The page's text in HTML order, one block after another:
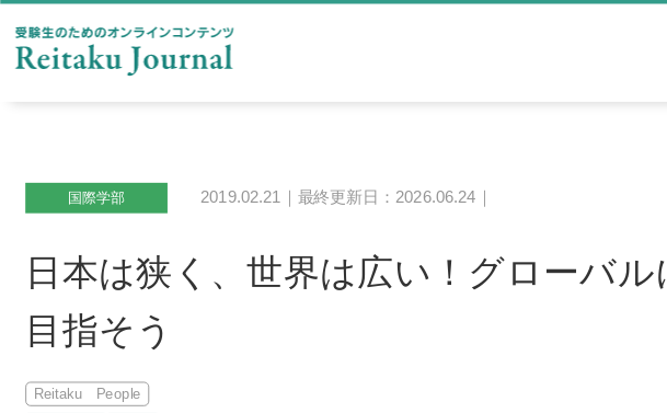
国際学部 2019.02.21｜最終更新日：2026.06.24｜
日本は狭く、世界は広い！グローバ
目指そう
Reitaku People